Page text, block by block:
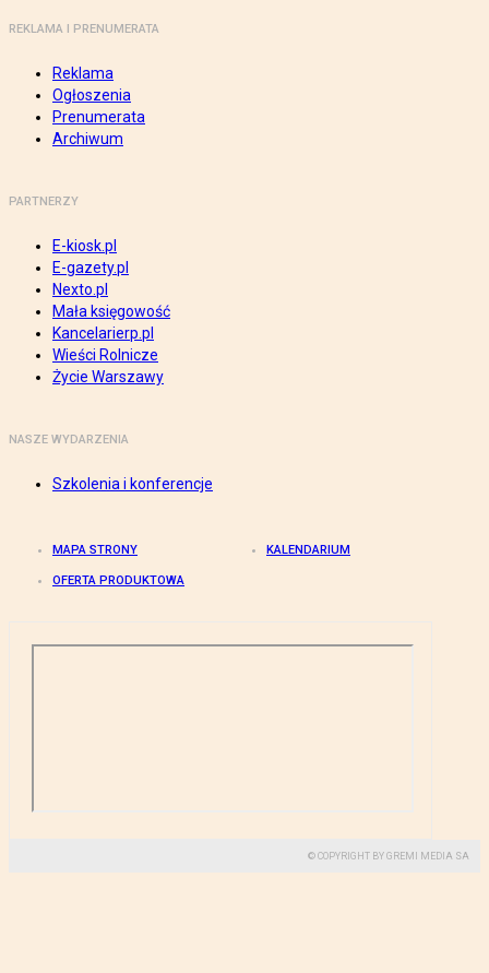
REKLAMA I PRENUMERATA
Reklama
Ogłoszenia
Prenumerata
Archiwum
PARTNERZY
E-kiosk.pl
E-gazety.pl
Nexto.pl
Mała księgowość
Kancelarierp.pl
Wieści Rolnicze
Życie Warszawy
NASZE WYDARZENIA
Szkolenia i konferencje
MAPA STRONY KALENDARIUM
OFERTA PRODUKTOWA
© COPYRIGHT BY GREMI MEDIA SA